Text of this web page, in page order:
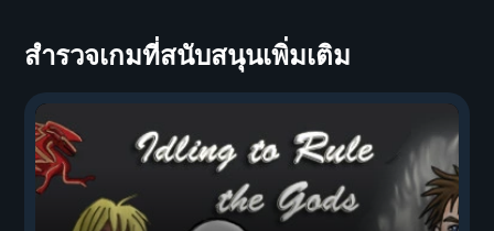
สำรวจเกมที่สนับสนุนเพิ่มเติม